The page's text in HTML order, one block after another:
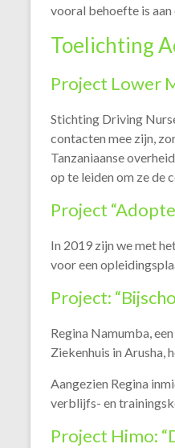
vooral behoefte is
Toelichting
Project Lower
Stichting Driving
contacten mee zijn,
Tanzaniaanse
op te leiden om ze de
Project
In 2019 zijn we met
voor een
Project:
Regina Namumba,
Ziekenhuis in Arusha,
Aangezien Regina
verblijfs- en
Project Himo: